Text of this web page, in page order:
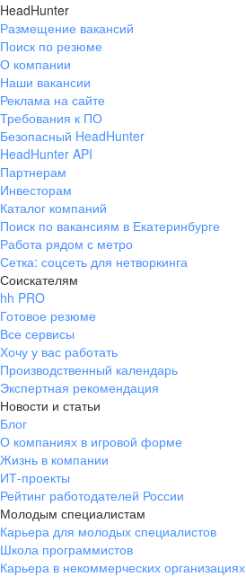
HeadHunter
Размещение вакансий
Поиск по резюме
О компании
Наши вакансии
Реклама на сайте
Требования к ПО
Безопасный HeadHunter
HeadHunter API
Партнерам
Инвесторам
Каталог компаний
Поиск по вакансиям в Екатеринбурге
Работа рядом с метро
Сетка: соцсеть для нетворкинга
Соискателям
hh PRO
Готовое резюме
Все сервисы
Хочу у вас работать
Производственный календарь
Экспертная рекомендация
Новости и статьи
Блог
О компаниях в игровой форме
Жизнь в компании
ИТ-проекты
Рейтинг работодателей России
Молодым специалистам
Карьера для молодых специалистов
Школа программистов
Карьера в некоммерческих организациях